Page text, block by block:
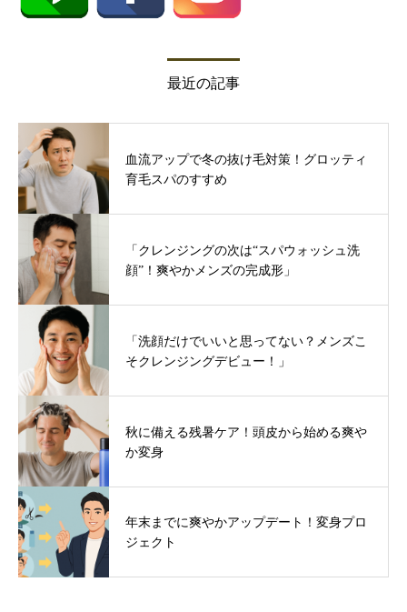
最近の記事
血流アップで冬の抜け毛対策！グロッティ
育毛スパのすすめ
「クレンジングの次は“スパウォッシュ洗
顔”！爽やかメンズの完成形」
「洗顔だけでいいと思ってない？メンズこ
そクレンジングデビュー！」
秋に備える残暑ケア！頭皮から始める爽や
か変身
年末までに爽やかアップデート！変身プロ
ジェクト